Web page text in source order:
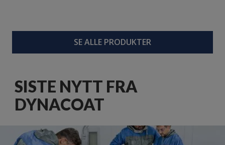
SE ALLE PRODUKTER
SISTE NYTT FRA
DYNACOAT